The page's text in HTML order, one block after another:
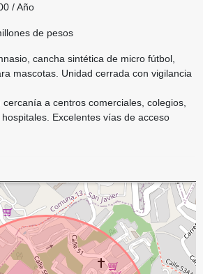
/ Año
de pesos
cancha sintética de micro fútbol,
mascotas. Unidad cerrada con vigilancia
a centros comerciales, colegios,
Excelentes vías de acceso